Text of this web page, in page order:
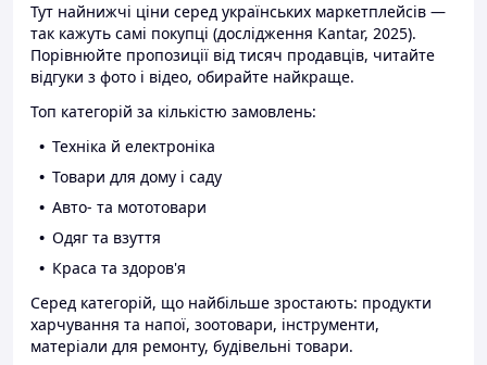
Тут найнижчі ціни серед українських маркетплейсів —
так кажуть самі покупці (дослідження Kantar, 2025).
Порівнюйте пропозиції від тисяч продавців, читайте
відгуки з фото і відео, обирайте найкраще.
Топ категорій за кількістю замовлень:
Техніка й електроніка
Товари для дому і саду
Авто- та мототовари
Одяг та взуття
Краса та здоров'я
Серед категорій, що найбільше зростають: продукти
харчування та напої, зоотовари, інструменти,
матеріали для ремонту, будівельні товари.